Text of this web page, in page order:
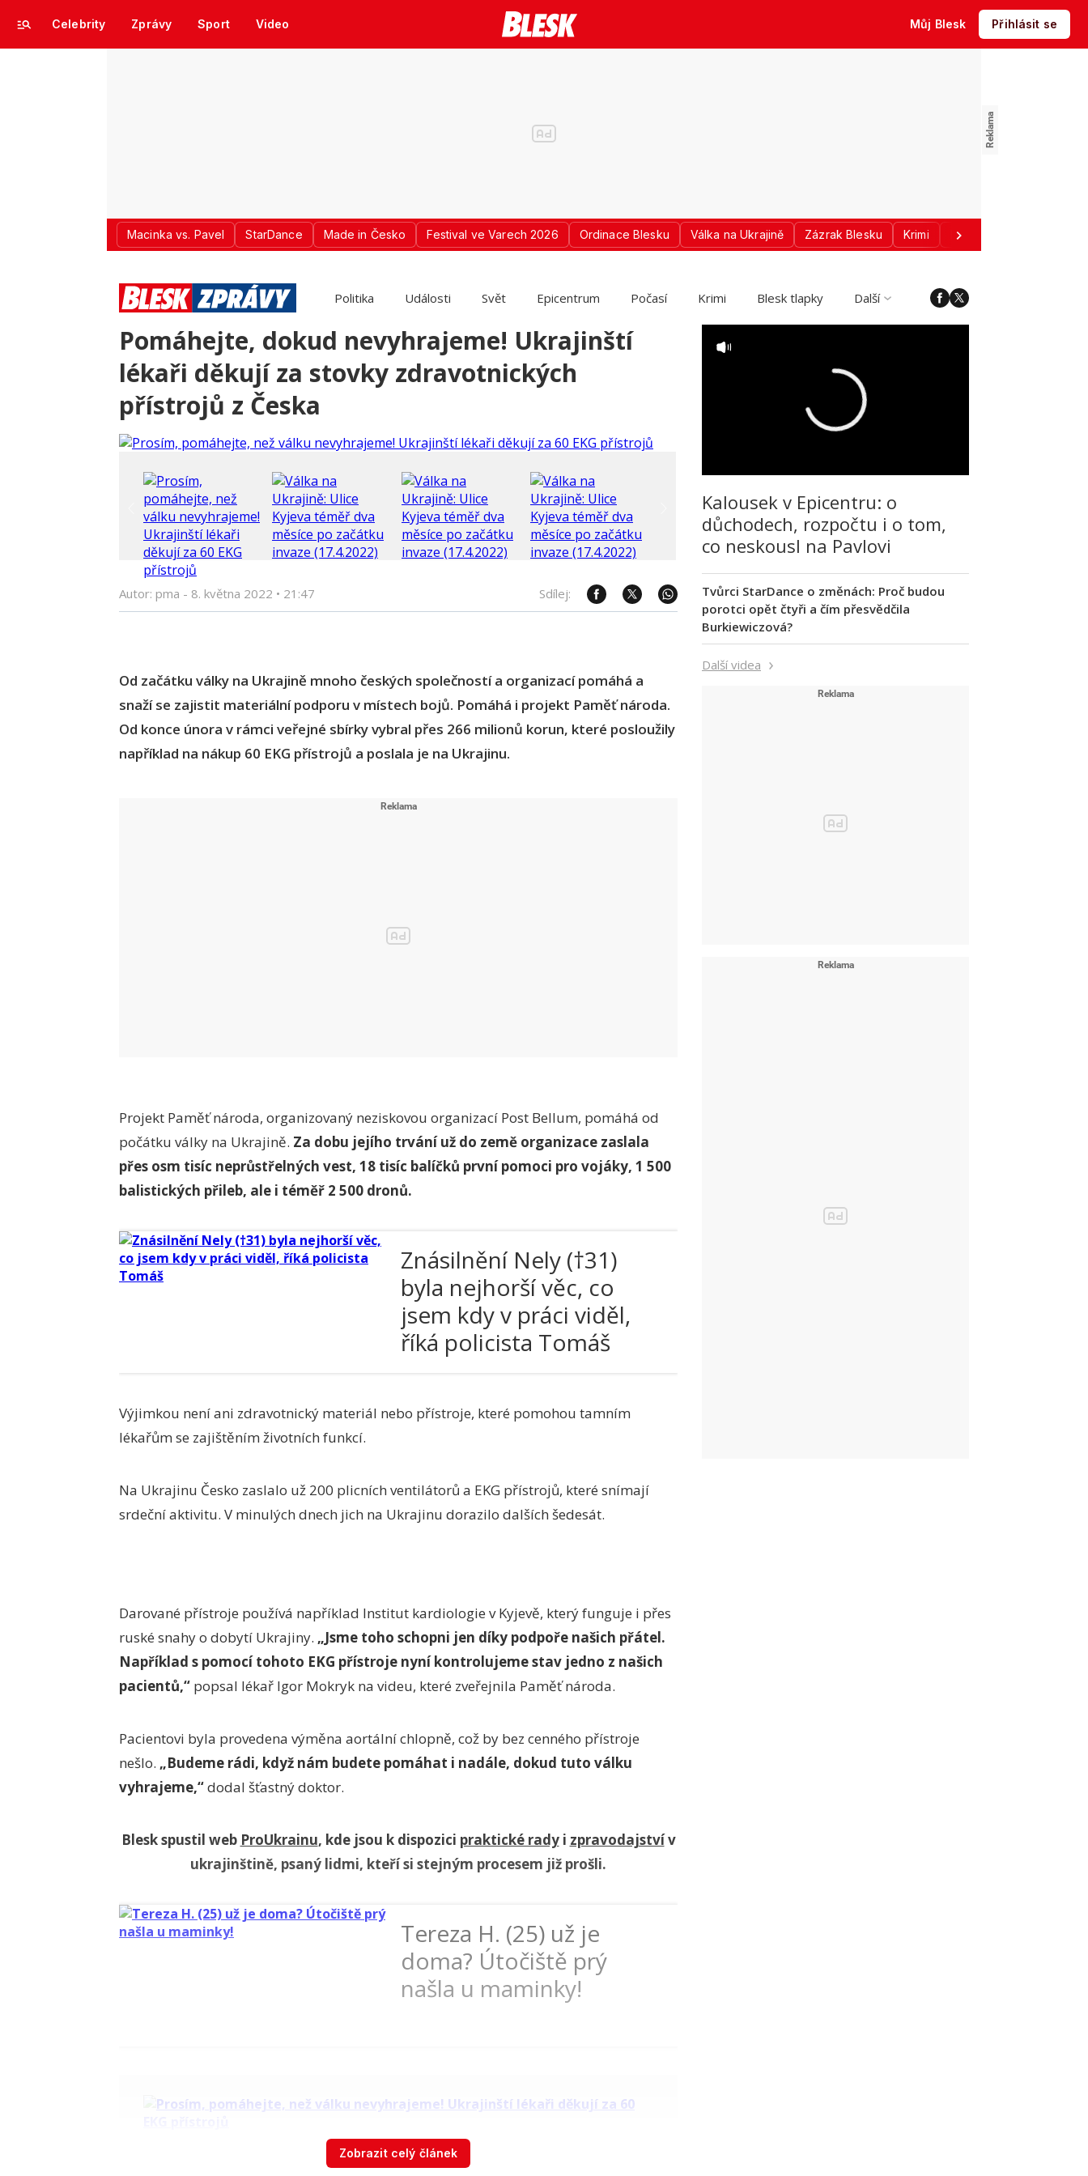
Celebrity Zprávy Sport Video Můj Blesk Přihlásit se
Macinka vs. Pavel StarDance Made in Česko Festival ve Varech 2026 Ordinace Blesku Válka na Ukrajině Zázrak Blesku Krimi Donald Trump
Politika Události Svět Epicentrum Počasí Krimi Blesk tlapky Další
Pomáhejte, dokud nevyhrajeme! Ukrajinští
lékaři děkují za stovky zdravotnických
přístrojů z Česka
Autor: pma - 8. května 2022 • 21:47 Sdílej:
Od začátku války na Ukrajině mnoho českých společností a organizací pomáhá a
snaží se zajistit materiální podporu v místech bojů. Pomáhá i projekt Paměť národa.
Od konce února v rámci veřejné sbírky vybral přes 266 milionů korun, které posloužily
například na nákup 60 EKG přístrojů a poslala je na Ukrajinu.
Projekt Paměť národa, organizovaný neziskovou organizací Post Bellum, pomáhá od
počátku války na Ukrajině. Za dobu jejího trvání už do země organizace zaslala
přes osm tisíc neprůstřelných vest, 18 tisíc balíčků první pomoci pro vojáky, 1 500
balistických přileb, ale i téměř 2 500 dronů.
Znásilnění Nely (†31)
byla nejhorší věc, co
jsem kdy v práci viděl,
říká policista Tomáš
Výjimkou není ani zdravotnický materiál nebo přístroje, které pomohou tamním
lékařům se zajištěním životních funkcí.
Na Ukrajinu Česko zaslalo už 200 plicních ventilátorů a EKG přístrojů, které snímají
srdeční aktivitu. V minulých dnech jich na Ukrajinu dorazilo dalších šedesát.
Darované přístroje používá například Institut kardiologie v Kyjevě, který funguje i přes
ruské snahy o dobytí Ukrajiny. „Jsme toho schopni jen díky podpoře našich přátel.
Například s pomocí tohoto EKG přístroje nyní kontrolujeme stav jedno z našich
pacientů,“ popsal lékař Igor Mokryk na videu, které zveřejnila Paměť národa.
Pacientovi byla provedena výměna aortální chlopně, což by bez cenného přístroje
nešlo. „Budeme rádi, když nám budete pomáhat i nadále, dokud tuto válku
vyhrajeme,“dodal šťastný doktor.
Blesk spustil web ProUkrainu, kde jsou k dispozici praktické radyi zpravodajstvív
ukrajinštině, psaný lidmi, kteří si stejným procesem již prošli.
Tereza H. (25) už je
doma? Útočiště prý
našla u maminky!
Zobrazit celý článek
Kalousek v Epicentru: o
důchodech, rozpočtu i o tom,
co neskousl na Pavlovi
Tvůrci StarDance o změnách: Proč budou
porotci opět čtyři a čím přesvědčila
Burkiewiczová?
Další videa